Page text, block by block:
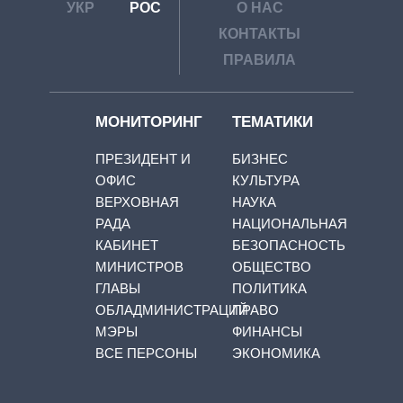
УКР РОС
О НАС
КОНТАКТЫ
ПРАВИЛА
МОНИТОРИНГ
ПРЕЗИДЕНТ И
ОФИС
ВЕРХОВНАЯ
РАДА
КАБИНЕТ
МИНИСТРОВ
ГЛАВЫ
ОБЛАДМИНИСТРАЦИЙ
МЭРЫ
ВСЕ ПЕРСОНЫ
ТЕМАТИКИ
БИЗНЕС
КУЛЬТУРА
НАУКА
НАЦИОНАЛЬНАЯ
БЕЗОПАСНОСТЬ
ОБЩЕСТВО
ПОЛИТИКА
ПРАВО
ФИНАНСЫ
ЭКОНОМИКА